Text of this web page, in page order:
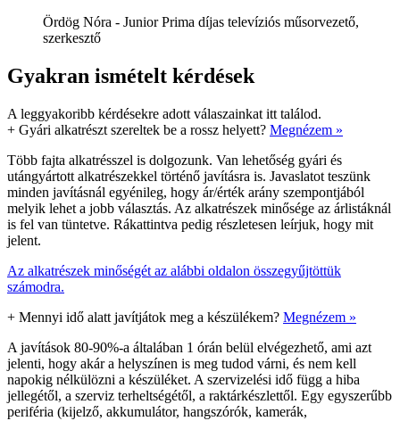
Ördög Nóra - Junior Prima díjas televíziós műsorvezető,
szerkesztő
Gyakran ismételt kérdések
A leggyakoribb kérdésekre adott válaszainkat itt találod.
+ Gyári alkatrészt szereltek be a rossz helyett? Megnézem »
Több fajta alkatrésszel is dolgozunk. Van lehetőség gyári és
utángyártott alkatrészekkel történő javításra is. Javaslatot teszünk
minden javításnál egyénileg, hogy ár/érték arány szempontjából
melyik lehet a jobb választás. Az alkatrészek minősége az árlistáknál
is fel van tüntetve. Rákattintva pedig részletesen leírjuk, hogy mit
jelent.
Az alkatrészek minőségét az alábbi oldalon összegyűjtöttük
számodra.
+ Mennyi idő alatt javítjátok meg a készülékem? Megnézem »
A javítások 80-90%-a általában 1 órán belül elvégezhető, ami azt
jelenti, hogy akár a helyszínen is meg tudod várni, és nem kell
napokig nélkülözni a készüléket. A szervizelési idő függ a hiba
jellegétől, a szerviz terheltségétől, a raktárkészlettől. Egy egyszerűbb
periféria (kijelző, akkumulátor, hangszórók, kamerák,